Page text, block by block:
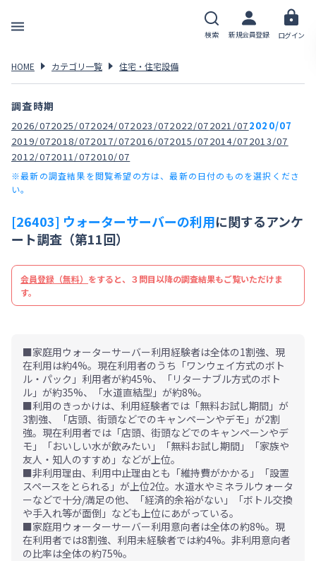
検索 新規会員登録 ログイン
HOME カテゴリ一覧 住宅・住宅設備
調査時期
2026/072025/072024/072023/072022/072021/072020/07
2019/072018/072017/072016/072015/072014/072013/07
2012/072011/072010/07
※最新の調査結果を閲覧希望の方は、最新の日付のものを選択くださ
い。
[26403] ウォーターサーバーの利用に関するアンケ
ート調査（第11回）
会員登録（無料） をすると、３問目以降の調査結果もご覧いただけま
す。
■家庭用ウォーターサーバー利用経験者は全体の1割強、現
在利用は約4%。現在利用者のうち「ワンウェイ方式のボト
ル・パック」利用者が約45%、「リターナブル方式のボト
ル」が約35%、「水道直結型」が約8%。
■利用のきっかけは、利用経験者では「無料お試し期間」が
3割強、「店頭、街頭などでのキャンペーンやデモ」が2割
強。現在利用者では「店頭、街頭などでのキャンペーンやデ
モ」「おいしい水が飲みたい」「無料お試し期間」「家族や
友人・知人のすすめ」などが上位。
■非利用理由、利用中止理由とも「維持費がかかる」「設置
スペースをとられる」が上位2位。水道水やミネラルウォータ
ーなどで十分/満足の他、「経済的余裕がない」「ボトル交換
や手入れ等が面倒」なども上位にあがっている。
■家庭用ウォーターサーバー利用意向者は全体の約8%。現
在利用者では8割強、利用未経験者では約4%。非利用意向者
の比率は全体の約75%。